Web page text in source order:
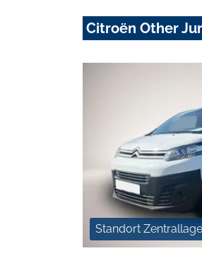
Citroën Other
Standort